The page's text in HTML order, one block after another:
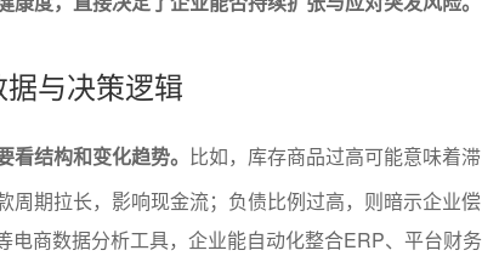
与决策逻辑
结构和变化趋势。 比如，库存商品过高可能意味着滞
周期拉长，影响现金流；负债比例过高，则暗示企业偿
电商数据分析工具，企业能自动化整合ERP、平台财务